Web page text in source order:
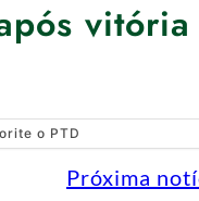
vitória
o PTD
Próxima